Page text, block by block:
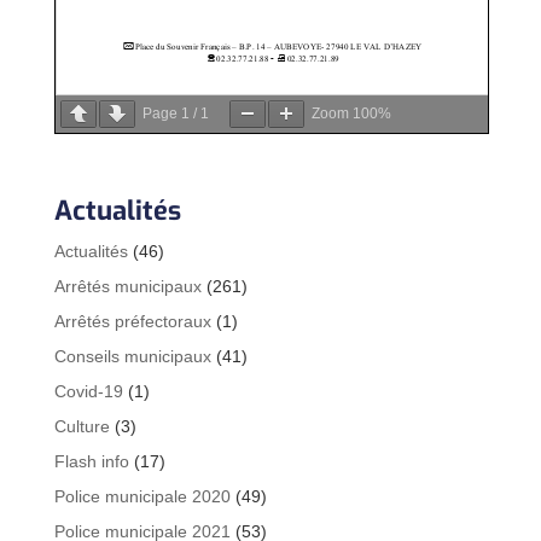
Page 1 / 1 Zoom 100%
Actualités
Actualités(46)
Arrêtés municipaux(261)
Arrêtés préfectoraux(1)
Conseils municipaux(41)
Covid-19 (1)
Culture (3)
Flash info(17)
Police municipale 2020(49)
Police municipale 2021 (53)